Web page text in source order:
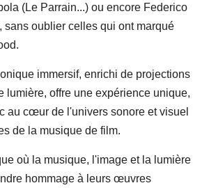
(Le Parrain...) ou encore Federico
sans oublier celles qui ont marqué
immersif, enrichi de projections
lumière, offre une expérience unique,
au cœur de l'univers sonore et visuel
de la musique de film.
où la musique, l'image et la lumière
hommage à leurs œuvres